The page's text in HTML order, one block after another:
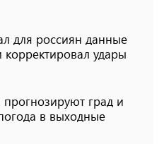
для россиян данные
удары
град и
в выходные